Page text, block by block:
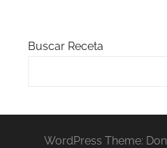
Buscar Receta
WordPress Theme: